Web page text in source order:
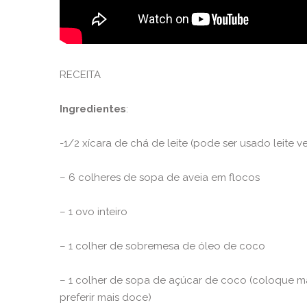
RECEITA
Ingredientes:
-1/2 xícara de chá de leite (pode ser usado leite
– 6 colheres de sopa de aveia em flocos
– 1 ovo inteiro
– 1 colher de sobremesa de óleo de coco
– 1 colher de sopa de açúcar de coco (coloque
preferir mais doce)